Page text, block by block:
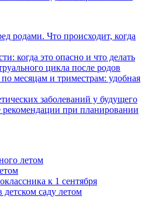
родами. Что происходит, когда
когда это опасно и что делать
цикла после родов
месяцам и триместрам: удобная
заболеваний у будущего
рекомендации при планировании
летом
к 1 сентября
саду летом